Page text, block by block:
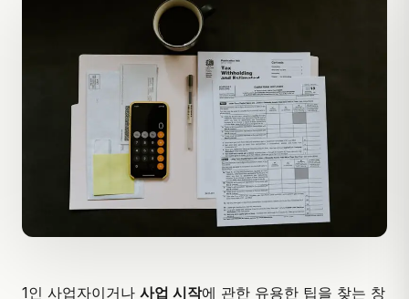
1인 사업자이거나 사업 시작에 관한 유용한 팁을 찾는 창